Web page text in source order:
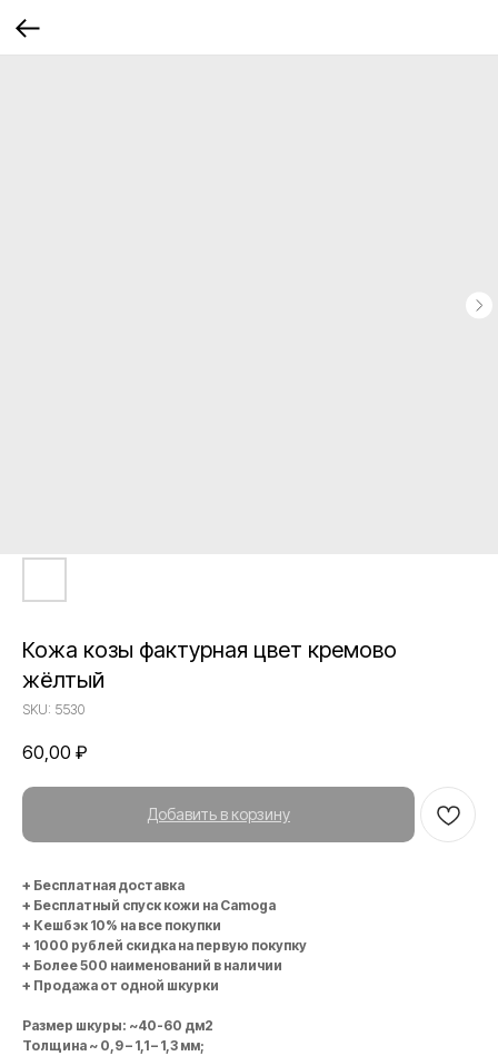
Кожа козы фактурная цвет кремово
жёлтый
SKU: 5530
60,00 ₽
Добавить в корзину
+ Бесплатная доставка
+ Бесплатный спуск кожи на Camoga
+ Кешбэк 10% на все покупки
+ 1000 рублей скидка на первую покупку
+ Более 500 наименований в наличии
+ Продажа от одной шкурки
Размер шкуры: ~40-60 дм2
Толщина ~ 0,9 – 1,1 – 1,3 мм;